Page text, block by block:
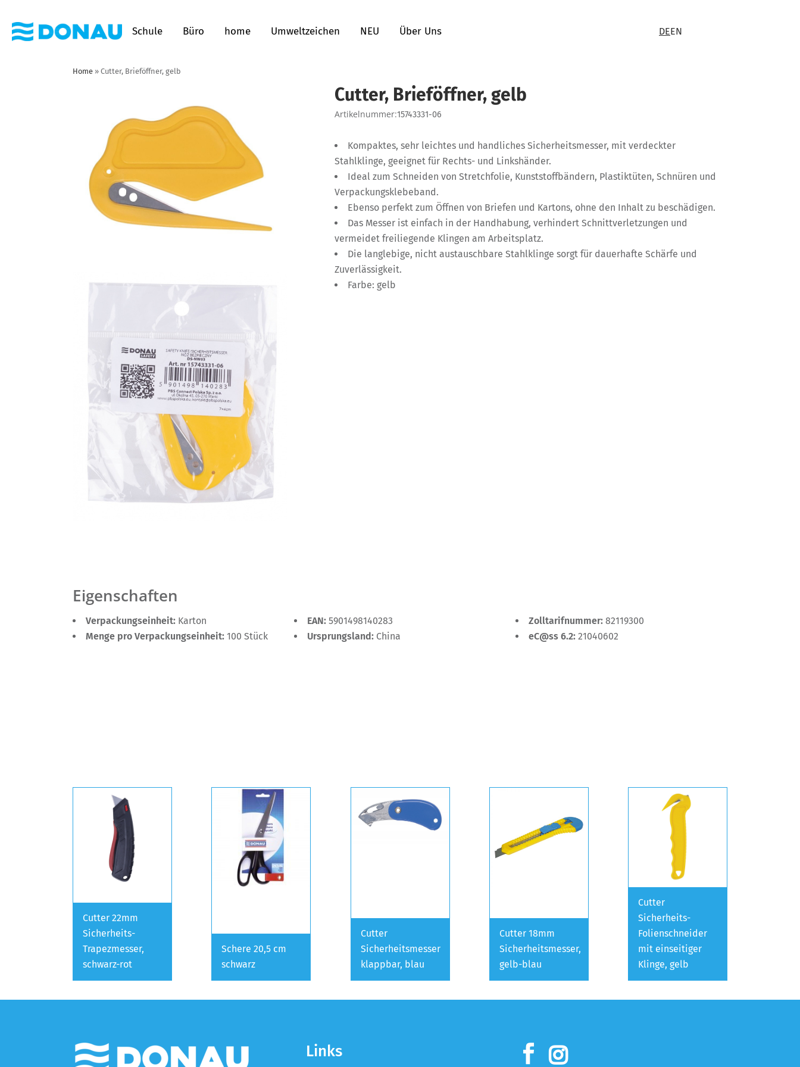
Schule Büro home Umweltzeichen NEU Über Uns DEEN
Home » Cutter, Brieföffner, gelb
Cutter, Brieföffner, gelb
Artikelnummer:15743331-06
Kompaktes, sehr leichtes und handliches Sicherheitsmesser, mit verdeckter
Stahlklinge, geeignet für Rechts- und Linkshänder.
Ideal zum Schneiden von Stretchfolie, Kunststoffbändern, Plastiktüten, Schnüren und
Verpackungsklebeband.
Ebenso perfekt zum Öffnen von Briefen und Kartons, ohne den Inhalt zu beschädigen.
Das Messer ist einfach in der Handhabung, verhindert Schnittverletzungen und
vermeidet freiliegende Klingen am Arbeitsplatz.
Die langlebige, nicht austauschbare Stahlklinge sorgt für dauerhafte Schärfe und
Zuverlässigkeit.
Farbe: gelb
Eigenschaften
Verpackungseinheit: Karton
Menge pro Verpackungseinheit: 100 Stück
EAN: 5901498140283
Ursprungsland: China
Zolltarifnummer: 82119300
eC@ss 6.2: 21040602
Cutter 22mm
Sicherheits-
Trapezmesser,
schwarz-rot
Schere 20,5 cm
schwarz
Cutter
Sicherheitsmesser
klappbar, blau
Cutter 18mm
Sicherheitsmesser,
gelb-blau
Cutter
Sicherheits-
Folienschneider
mit einseitiger
Klinge, gelb
Links